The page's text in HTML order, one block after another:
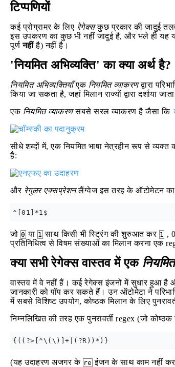
टिप्पणियों
कई प्रोग्रामर के लिए रेगेक्सकुछ प्रकार की जादुई
इस उपकरण का कुछ भी नहीं जादुई है, और भले ही यह
पूर्णनहींहै) नहीं है।
'नियमित अभिव्यक्ति' का क्या अर्थ है?
नियमित अभिव्यक्तियाँएक नियमित व्याकरणद्वारा
किया जा सकता है, जहां मिलान राज्यों द्वारा दर्शाया
एक नियमित व्याकरणसबसे सरल व्याकरण है जैसा कि
सीधे शब्दों में, एक नियमित भाषा नेत्रहीन रूप से
है:
और रेगुलर एक्सप्रेशनलैंग्वेज इस तरह के ऑटोमेटन का
जो 0 या 1 साथ किसी भी स्ट्रिंग की शुरुआत कर 1 ,
प्रतिनिधित्व से विषम संख्याओं का मिलान करना एक
क्या सभी रेगेक्स वास्तव में एक नियमित
वास्तव में वे नहीं हैं। कई रेगेक्स इंजनों में सुधार हुआ है
जानकारी को पॉप कर सकते हैं। उन ऑटोमेटा ने
में सबसे विशिष्ट उपयोग, कोष्ठक मिलान के लिए
निम्नलिखित की तरह एक पुनरावर्ती regex (जो
(यह उदाहरण अजगर के re इंजन के साथ काम नहीं